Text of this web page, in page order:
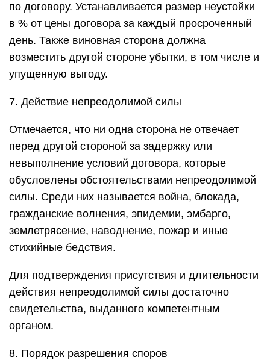
по договору. Устанавливается размер неустойки
в % от цены договора за каждый просроченный
день. Также виновная сторона должна
возместить другой стороне убытки, в том числе и
упущенную выгоду.
7. Действие непреодолимой силы
Отмечается, что ни одна сторона не отвечает
перед другой стороной за задержку или
невыполнение условий договора, которые
обусловлены обстоятельствами непреодолимой
силы. Среди них называется война, блокада,
гражданские волнения, эпидемии, эмбарго,
землетрясение, наводнение, пожар и иные
стихийные бедствия.
Для подтверждения присутствия и длительности
действия непреодолимой силы достаточно
свидетельства, выданного компетентным
органом.
8. Порядок разрешения споров